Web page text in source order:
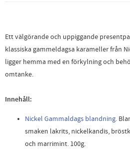
Ett välgörande och uppiggande
klassiska gammeldagsa karameller från
ligger hemma med en förkylning och
omtanke.
Innehåll:
Nickel Gammaldags blandning.
smaken lakrits, nickelkandis,
och marrimint. 100g.